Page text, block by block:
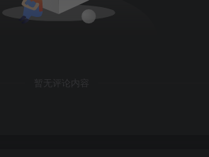
暂无评论内容